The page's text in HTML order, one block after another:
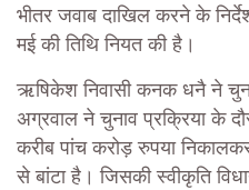
भीतर जवाब दाखिल करने के
मई की तिथि नियत की है।
ऋषिकेश निवासी कनक धनै ने
अग्रवाल ने चुनाव प्रक्रिया के
करीब पांच करोड़ रुपया
से बांटा है। जिसकी स्वीकृति